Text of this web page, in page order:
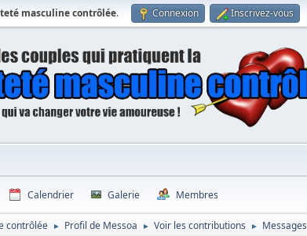
masculine contrôlée. Connexion Inscrivez-vous
Calendrier Galerie Membres
contrôlée ► Profil de Messoa ► Voir les contributions ► Messages